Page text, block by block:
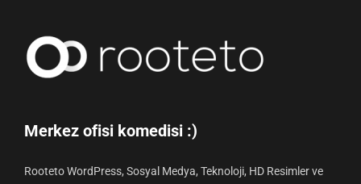
Merkez ofisi komedisi :)
Rooteto WordPress, Sosyal Medya, Teknoloji, HD Resimler ve